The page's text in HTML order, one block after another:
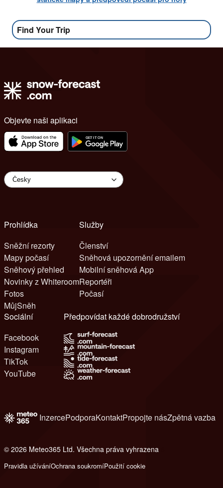
Find Your Trip
Objevte naši aplikaci
Prohlídka
Sněžní rezorty
Mapy počasí
Sněhový přehled
Novinky z Whiteroom
Fotos
MůjSněh
Služby
Členství
Sněhová upozornění emailem
Mobilní sněhová App
Reportéři
Počasí
Sociální
Facebook
Instagram
TikTok
YouTube
Předpovídat každé dobrodružství
InzercePodporaKontaktPropojte násZpětná vazba
© 2026 Meteo365 Ltd. Všechna práva vyhrazena
Pravidla užíváníOchrana soukromíPoužití cookie